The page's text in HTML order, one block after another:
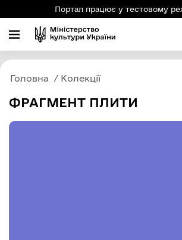
Портал працює у тестовому
Головна Колекції
ФРАГМЕНТ ПЛИТИ